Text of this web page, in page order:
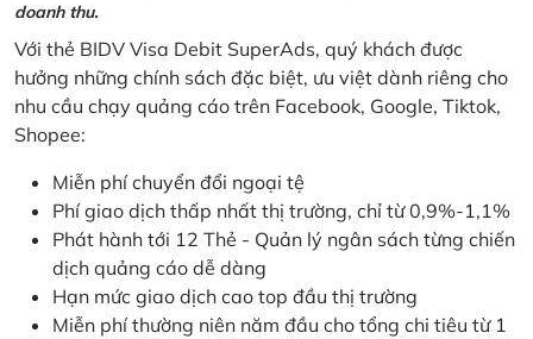
doanh thu.
Với thẻ BIDV Visa Debit SuperAds, quý khách được
hưởng những chính sách đặc biệt, ưu việt dành riêng cho
nhu cầu chạy quảng cáo trên Facebook, Google, Tiktok,
Shopee:
Miễn phí chuyển đổi ngoại tệ
Phí giao dịch thấp nhất thị trường, chỉ từ 0,9%-1,1%
Phát hành tới 12 Thẻ - Quản lý ngân sách từng chiến
dịch quảng cáo dễ dàng
Hạn mức giao dịch cao top đầu thị trường
Miễn phí thường niên năm đầu cho tổng chi tiêu từ 1